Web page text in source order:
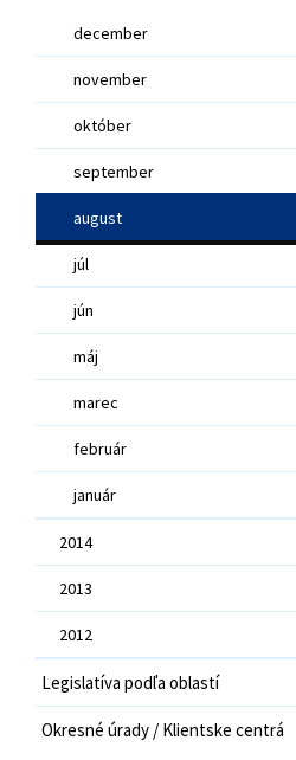
december
november
október
september
august
júl
jún
máj
marec
február
január
2014
2013
2012
Legislatíva podľa oblastí
Okresné úrady / Klientske centrá